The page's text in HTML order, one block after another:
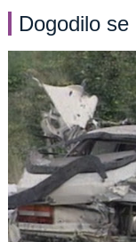
Dogodilo se